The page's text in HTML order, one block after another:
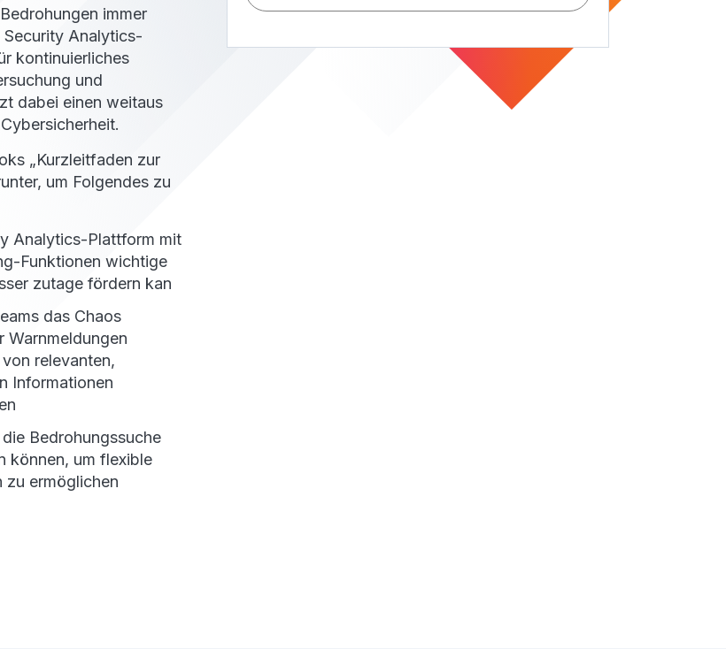
immer
Security Analytics-
kontinuierliches
und
dabei einen weitaus
„Kurzleitfaden zur
um Folgendes zu
Analytics-Plattform mit
Funktionen wichtige
zutage fördern kan
das Chaos
Warnmeldungen
relevanten,
Informationen
Bedrohungssuche
können, um flexible
zu ermöglichen